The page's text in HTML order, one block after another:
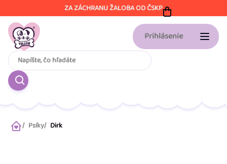
na
obsah
ZA ZÁCHRANU ŽALOBA OD ČSKP
Prihlásenie
DomovPsíky Dirk